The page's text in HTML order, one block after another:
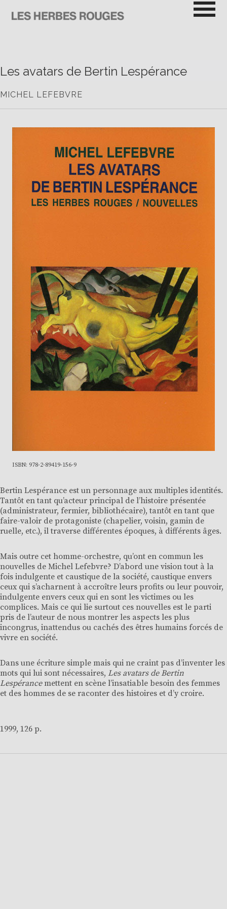
contenu
Les avatars de Bertin Lespérance
MICHEL LEFEBVRE
ISBN: 978-2-89419-156-9
Bertin Lespérance est un personnage aux multiples identités.
Tantôt en tant qu’acteur principal de l’histoire présentée
(administrateur, fermier, bibliothécaire), tantôt en tant que
faire-valoir de protagoniste (chapelier, voisin, gamin de
ruelle, etc.), il traverse différentes époques, à différents âges.
Mais outre cet homme-orchestre, qu’ont en commun les
nouvelles de Michel Lefebvre? D’abord une vision tout à la
fois indulgente et caustique de la société, caustique envers
ceux qui s’acharnent à accroître leurs profits ou leur pouvoir,
indulgente envers ceux qui en sont les victimes ou les
complices. Mais ce qui lie surtout ces nouvelles est le parti
pris de l’auteur de nous montrer les aspects les plus
incongrus, inattendus ou cachés des êtres humains forcés de
vivre en société.
Dans une écriture simple mais qui ne craint pas d’inventer les
mots qui lui sont nécessaires, Les avatars de Bertin
Lespérance mettent en scène l’insatiable besoin des femmes
et des hommes de se raconter des histoires et d’y croire.
1999, 126 p.